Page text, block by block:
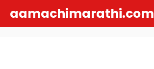
aamachimarathi.com